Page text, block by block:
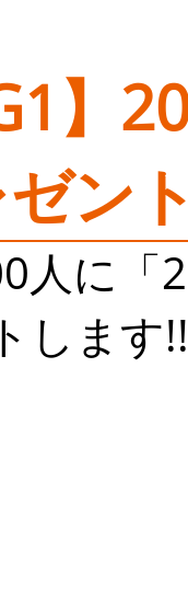
】
ン
人に「
します